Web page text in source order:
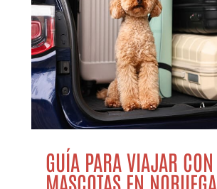
GUÍA PARA VIAJAR CON
MASCOTAS EN NORUEGA